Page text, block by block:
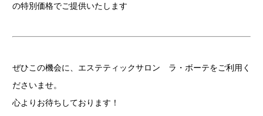
の特別価格でご提供いたします
ぜひこの機会に、エステティックサロン ラ・ボーテをご利用く
ださいませ。
心よりお待ちしております！